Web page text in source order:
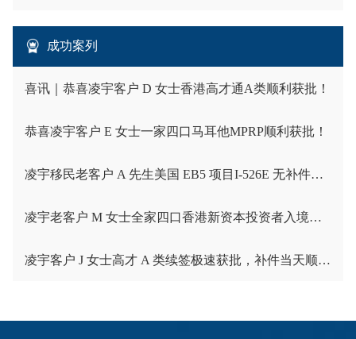
成功案列
喜讯｜恭喜凌宇客户 D 女士香港高才通A类顺利获批！
恭喜凌宇客户 E 女士一家四口马耳他MPRP顺利获批！
凌宇移民老客户 A 先生美国 EB5 项目I-526E 无补件直接获批！
凌宇老客户 M 女士全家四口香港新资本投资者入境计划成功获批！卡点保住子女受养人资格，复杂资产一次性通关
凌宇客户 J 女士高才 A 类续签极速获批，补件当天顺利拿下香港续签！